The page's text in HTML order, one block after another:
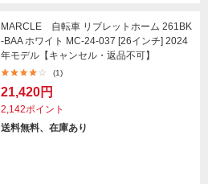
MARCLE 自転車 リブレットホーム 261BK
-BAA ホワイト MC-24-037 [26インチ] 2024
年モデル【キャンセル・返品不可】
(1)
21,420円
2,142ポイント
送料無料、在庫あり